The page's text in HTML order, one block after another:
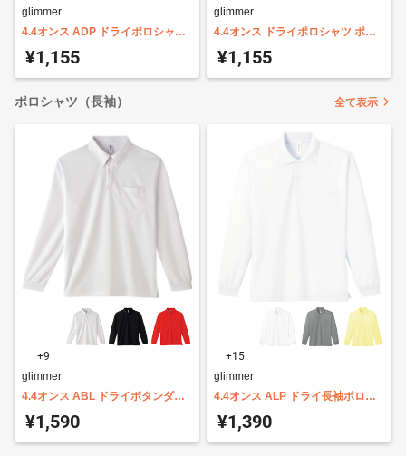
glimmer
4.4オンス ADP ドライポロシャツ
glimmer 00302-ADP
¥1,155
glimmer
4.4オンス ドライポロシャツ ポケ
ット付 glimmer 00330-AVP
¥1,155
ポロシャツ（長袖） 全て表示
+9
glimmer
4.4オンス ABL ドライボタンダウ
ン長袖ポロ 00314-ABL
¥1,590
+15
glimmer
4.4オンス ALP ドライ長袖ポロシ
ャツ(ポケット付) 00335-ALP
¥1,390